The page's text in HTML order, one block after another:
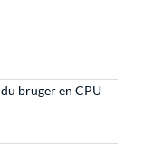
bruger en CPU